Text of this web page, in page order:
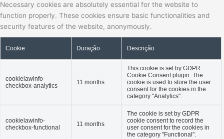
Necessary cookies are absolutely essential for the website to
function properly. These cookies ensure basic functionalities and
security features of the website, anonymously.
Cookie Duração Descrição
cookielawinfo-
checkbox-analytics
11 months
This cookie is set by GDPR
Cookie Consent plugin. The
cookie is used to store the user
consent for the cookies in the
category "Analytics".
cookielawinfo-
checkbox-functional
11 months
The cookie is set by GDPR
cookie consent to record the
user consent for the cookies in
the category "Functional".